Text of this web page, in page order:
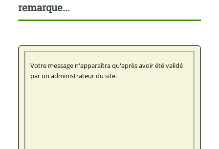
remarque...
Votre message n'apparaîtra qu'après avoir été validé
par un administrateur du site.